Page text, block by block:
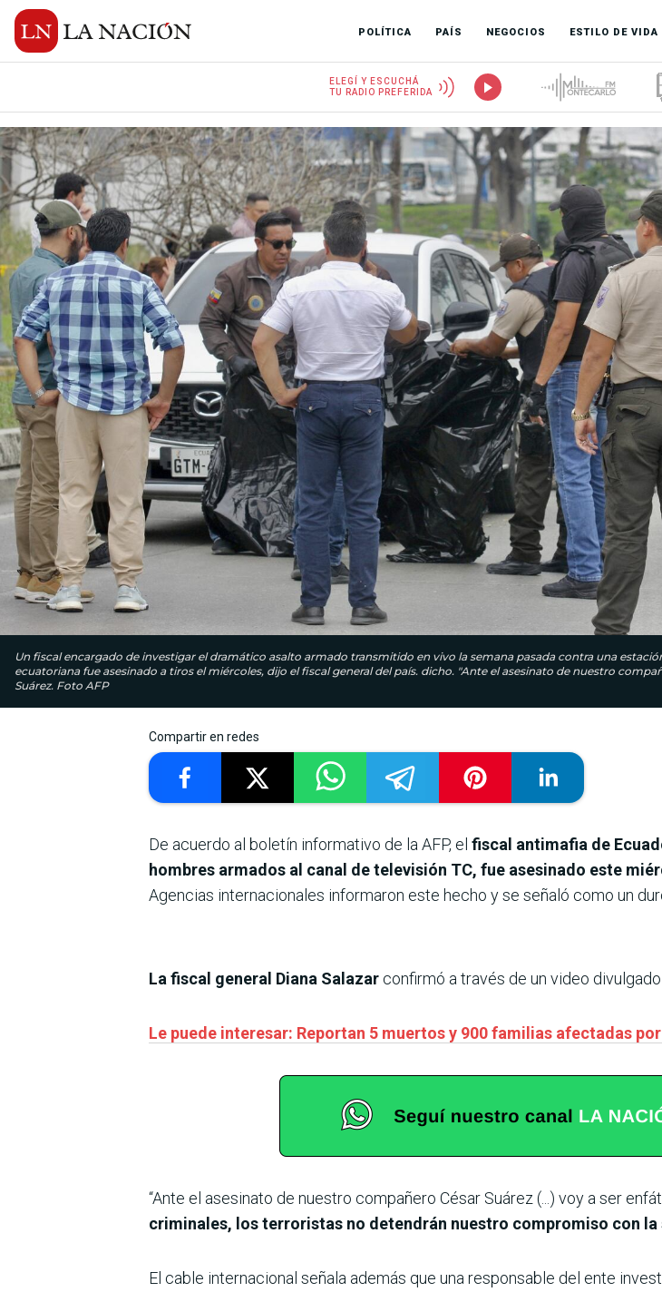
POLÍTICA PAÍS NEGOCIOS ESTILO DE VIDA
ELEGÍ Y ESCUCHÁ
TU RADIO PREFERIDA
Un fiscal encargado de investigar el dramático asalto armado transmitido en vivo la semana pasada contra una
ecuatoriana fue asesinado a tiros el miércoles, dijo el fiscal general del país. dicho. "Ante el asesinato de nuestro
Suárez. Foto AFP
Compartir en redes
De acuerdo al boletín informativo de la AFP, el fiscal antimafia de
hombres armados al canal de televisión TC, fue asesinado este
Agencias internacionales informaron este hecho y se señaló como un
La fiscal general Diana Salazar confirmó a través de un video
Le puede interesar: Reportan 5 muertos y 900 familias afectadas
“Ante el asesinato de nuestro compañero César Suárez (...) voy a ser
criminales, los terroristas no detendrán nuestro compromiso con
El cable internacional señala además que una responsable del ente